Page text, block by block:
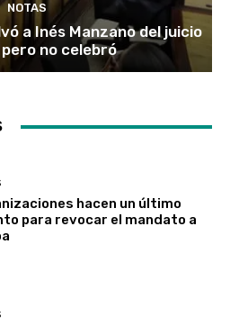
NOTAS
a Inés Manzano del juicio
no celebró
hacen un último
para revocar el mandato a